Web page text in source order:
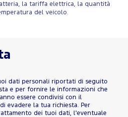
la tariffa elettrica, la quantità
del veicolo.
dati personali riportati di seguito
e per fornire le informazioni che
essere condivisi con il
evadere la tua richiesta. Per
dei tuoi dati, l'eventuale